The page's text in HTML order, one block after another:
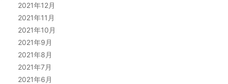
2021年12月
2021年11月
2021年10月
2021年9月
2021年8月
2021年7月
2021年6月